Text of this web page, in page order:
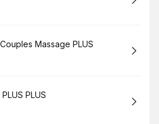
Massage PLUS
PLUS